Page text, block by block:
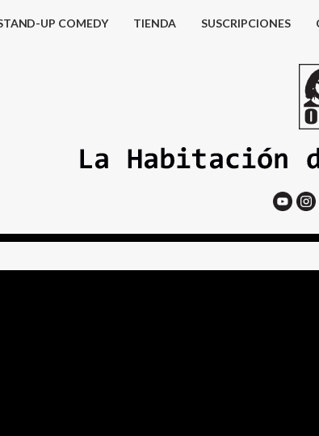
UP COMEDY TIENDA SUSCRIPCIONES